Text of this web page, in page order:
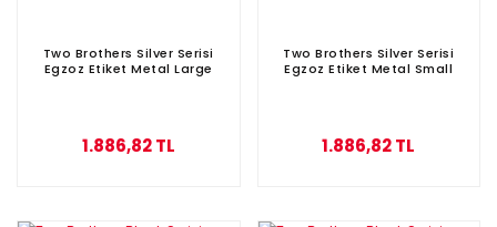
Two Brothers Silver Serisi
Egzoz Etiket Metal Large
1.886,82 TL
Two Brothers Silver Serisi
Egzoz Etiket Metal Small
1.886,82 TL